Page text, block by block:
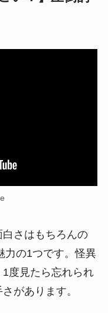
さはもちろんの
力の1つです。怪異
度見たら忘れられ
があります。